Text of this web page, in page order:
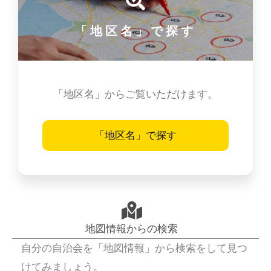
「地区名」で探す
「地区名」からご覧いただけます。
「地区名」で探す
地図情報からの検索
自分の自治会を「地図情報」から検索をして見つ
けてみましょう。